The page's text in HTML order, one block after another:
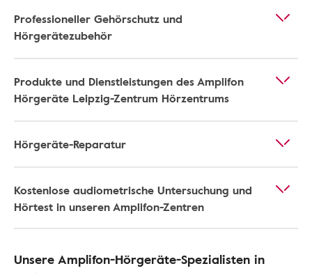
Professioneller Gehörschutz und
Hörgerätezubehör
Produkte und Dienstleistungen des Amplifon
Hörgeräte Leipzig-Zentrum Hörzentrums
Hörgeräte-Reparatur
Kostenlose audiometrische Untersuchung und
Hörtest in unseren Amplifon-Zentren
Unsere Amplifon-Hörgeräte-Spezialisten in